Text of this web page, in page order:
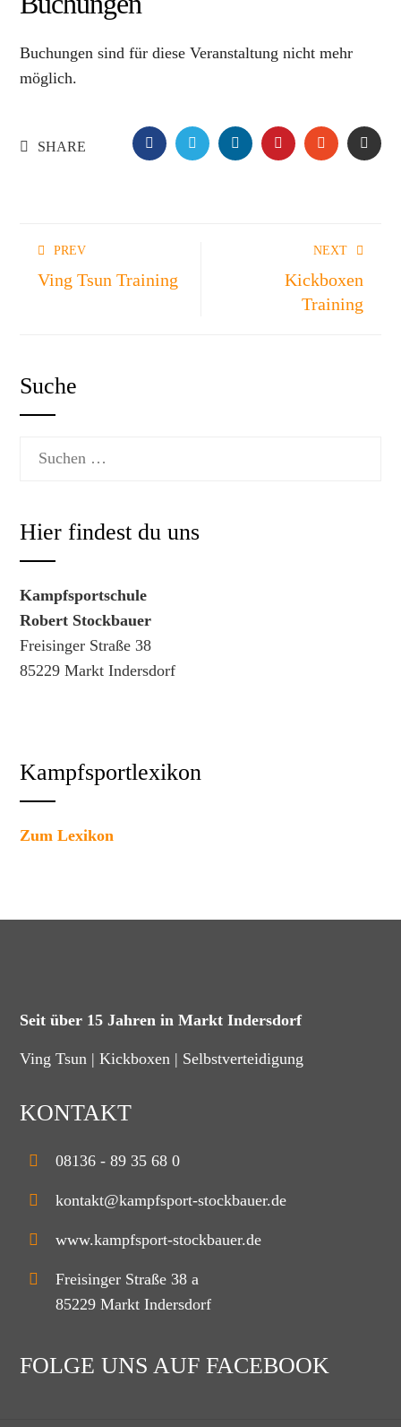
Buchungen sind für diese Veranstaltung nicht mehr
möglich.
SHARE FACEBOOKTWITTERLINKEDINPINTEREST
PREV
Ving Tsun Training
NEXT
Kickboxen
Training
Suche
Hier findest du uns
Kampfsportschule
Robert Stockbauer
Freisinger Straße 38
85229 Markt Indersdorf
Kampfsportlexikon
Zum Lexikon
Seit über 15 Jahren in Markt Indersdorf
Ving Tsun | Kickboxen | Selbstverteidigung
KONTAKT
08136 - 89 35 68 0
kontakt@kampfsport-stockbauer.de
www.kampfsport-stockbauer.de
Freisinger Straße 38 a
85229 Markt Indersdorf
FOLGE UNS AUF FACEBOOK